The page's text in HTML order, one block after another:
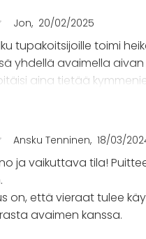
/ Seminar
/ Show
/ Retreat
Party
Jon 20/02/2025
tupakoitsijoille toimi
yhdellä avaimella
aina tietää
menee. Catering jäi jumiin
Näkymät
sinänsä siisti. Ehkä
vuoksi. Saunatilat ok.
savutilan niin helpottaisi
kulkua.
Ansku Tenninen 18/03/
ja vaikuttava tila!
on, että vieraat tulee
avaimen kanssa.